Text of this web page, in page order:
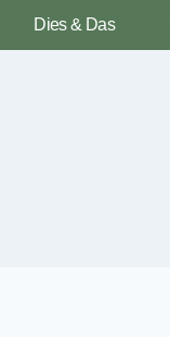
Dies & Das